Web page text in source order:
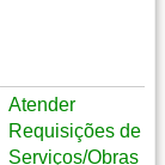
Atender
Requisições de
Serviços/Obras